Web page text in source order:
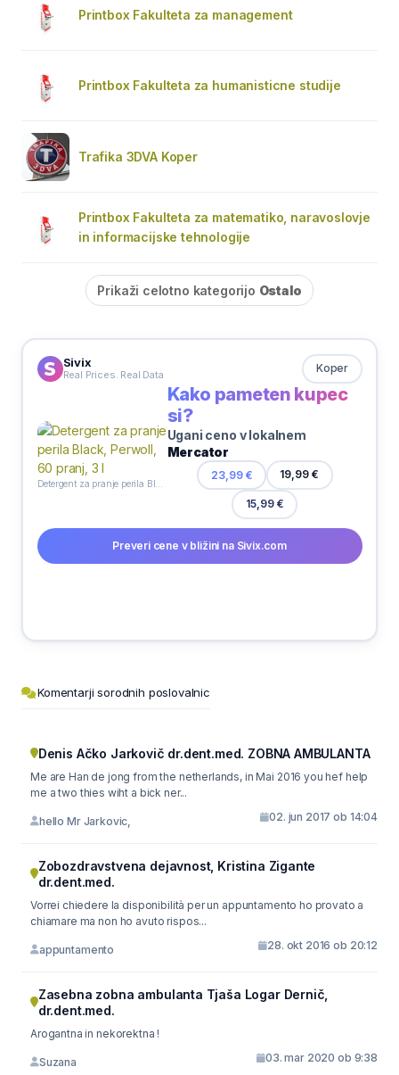
Printbox Fakulteta za management
Printbox Fakulteta za humanisticne studije
Trafika 3DVA Koper
Printbox Fakulteta za matematiko, naravoslovje
in informacijske tehnologije
Prikaži celotno kategorijo Ostalo
Sivix
Real Prices. Real Data Koper
Kako pameten kupec
si?
Ugani ceno v lokalnem
Mercator
23,99 € 19,99 €
15,99 €
Preveri cene v bližini na Sivix.com
Komentarji sorodnih poslovalnic
Denis Ačko Jarkovič dr.dent.med. ZOBNA AMBULANTA
Me are Han de jong from the netherlands, in Mai 2016 you hef help
me a two thies wiht a bick ner...
hello Mr Jarkovic, 02. jun 2017 ob 14:04
Zobozdravstvena dejavnost, Kristina Zigante
dr.dent.med.
Vorrei chiedere la disponibilità per un appuntamento ho provato a
chiamare ma non ho avuto rispos...
appuntamento 28. okt 2016 ob 20:12
Zasebna zobna ambulanta Tjaša Logar Dernič,
dr.dent.med.
Arogantna in nekorektna !
Suzana 03. mar 2020 ob 9:38